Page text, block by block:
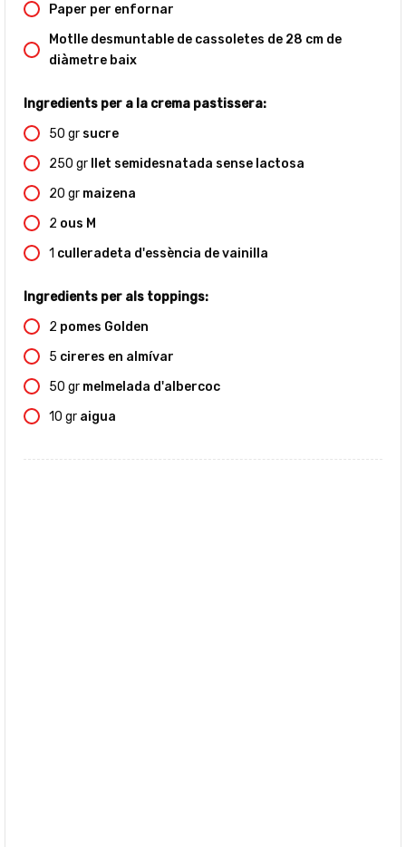
Paper per enfornar
Motlle desmuntable de cassoletes de 28 cm de
diàmetre baix
Ingredients per a la crema pastissera:
50 gr sucre
250 gr
llet semidesnatada sense lactosa
20 gr maizena
2 ous M
1 culleradeta d'essència de vainilla
Ingredients per als toppings:
2 pomes Golden
5 cireres en almívar
50 gr melmelada d'albercoc
10 gr aigua